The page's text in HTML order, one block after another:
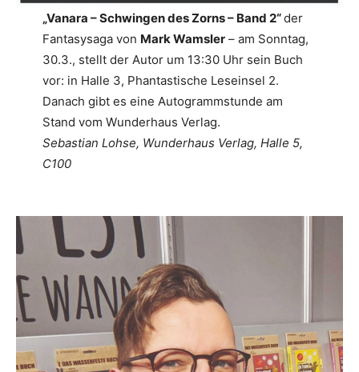
„Vanara – Schwingen des Zorns – Band 2“der
Fantasysaga von Mark Wamsler– am Sonntag,
30.3., stellt der Autor um 13:30 Uhr sein Buch
vor: in Halle 3, Phantastische Leseinsel 2.
Danach gibt es eine Autogrammstunde am
Stand vom Wunderhaus Verlag.
Sebastian Lohse, Wunderhaus Verlag, Halle 5,
C100